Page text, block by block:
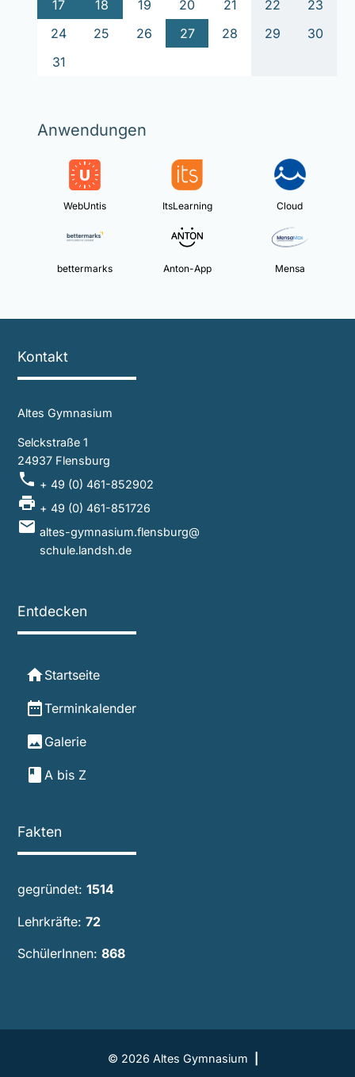
17
18 19 20 21 22
23
24
25 26 27 28 29
30
31
Anwendungen
WebUntis ItsLearning Cloud
bettermarks Anton-App Mensa
Kontakt
Altes Gymnasium
Selckstraße 1
24937 Flensburg
local_phone + 49 (0) 461-852902
local_printshop + 49 (0) 461-851726
mail altes-gymnasium.flensburg@
schule.landsh.de
Entdecken
homeStartseite
date_rangeTerminkalender
image Galerie
bookA bis Z
Fakten
gegründet:1566
Lehrkräfte:74
SchülerInnen:898
© 2026 Altes Gymnasium